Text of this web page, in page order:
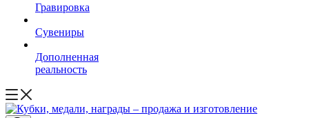
Гравировка
Сувениры
Дополненная
реальность